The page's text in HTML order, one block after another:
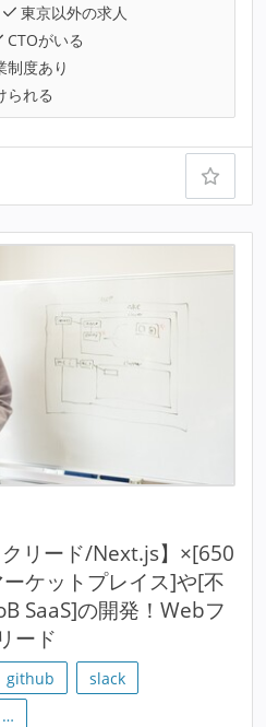
東京以外の求人
CTOがいる
制度あり
られる
クリード/Next.js】×[650
ケットプレイス]や[不
SaaS]の開発！Webフ
ード
github
slack
…